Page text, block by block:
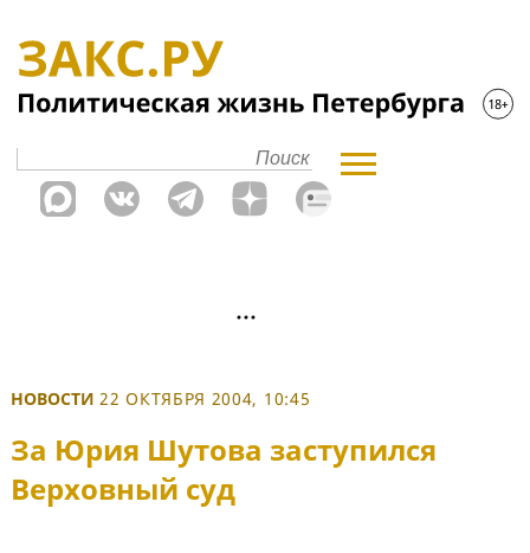
НОВОСТИ 22 ОКТЯБРЯ 2004, 10:45
За Юрия Шутова заступился
Верховный суд